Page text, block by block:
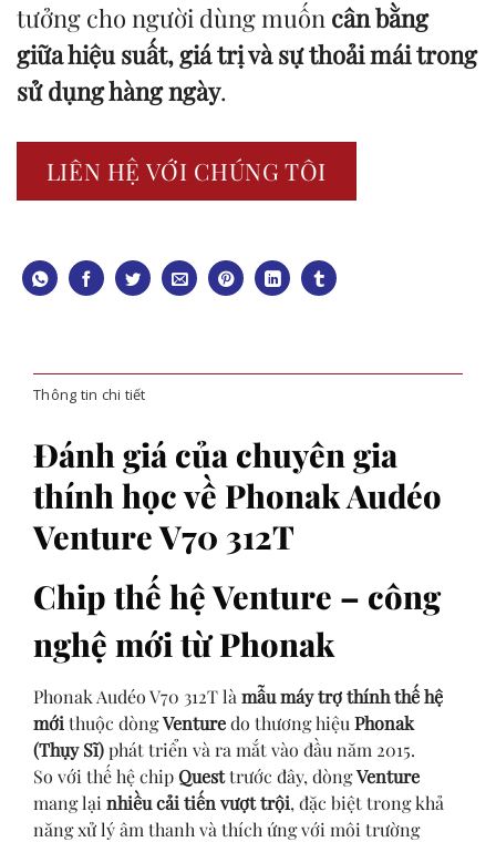
tưởng cho người dùng muốn cân bằng
giữa hiệu suất, giá trị và sự thoải mái trong
sử dụng hàng ngày.
LIÊN HỆ VỚI CHÚNG TÔI
Thông tin chi tiết
Đánh giá của chuyên gia
thính học về Phonak Audéo
Venture V70 312T
Chip thế hệ Venture – công
nghệ mới từ Phonak
Phonak Audéo V70 312T làmẫu máy trợ thính thế hệ
mớithuộc dòngVenturedo thương hiệuPhonak
(Thụy Sĩ)phát triển và ra mắt vào đầu năm 2015.
So với thế hệ chipQuesttrước đây, dòngVenture
mang lạinhiều cải tiến vượt trội, đặc biệt trong khả
năng xử lý âm thanh và thích ứng với môi trường